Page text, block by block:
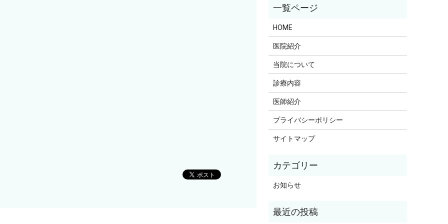
HOME
医院紹介
当院について
診療内容
医師紹介
プライバシーポリシー
サイトマップ
お知らせ